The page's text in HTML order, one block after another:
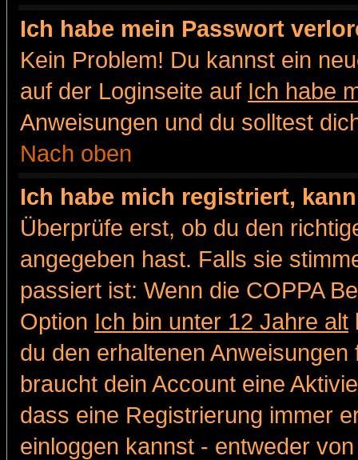
Ich habe mein Passwort
Kein Problem! Du kannst ein
auf der Loginseite auf Ich habe
Anweisungen und du solltest
Nach oben
Ich habe mich registriert,
Überprüfe erst, ob du den
angegeben hast. Falls sie
passiert ist: Wenn die COPPA
Option Ich bin unter 12 Jahre alt
du den erhaltenen
braucht dein Account eine
dass eine Registrierung immer
einloggen kannst - entweder